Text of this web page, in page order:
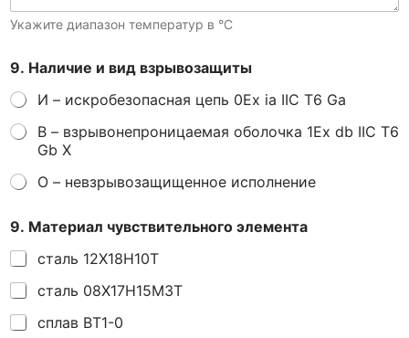
Укажите диапазон температур в °С
9. Наличие и вид взрывозащиты
И – искробезопасная цепь 0Ex ia IIC T6 Ga
В – взрывонепроницаемая оболочка 1Ex db IIC T6
Gb Х
О – невзрывозащищенное исполнение
9. Материал чувствительного элемента
сталь 12Х18Н10Т
сталь 08Х17Н15М3Т
сплав ВТ1-0